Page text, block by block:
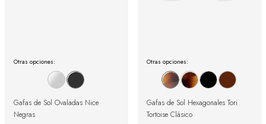
Otras opciones:
Gafas de Sol Ovaladas Nice
Negras
Otras opciones:
Gafas de Sol Hexagonales Tori
Tortoise Clásico